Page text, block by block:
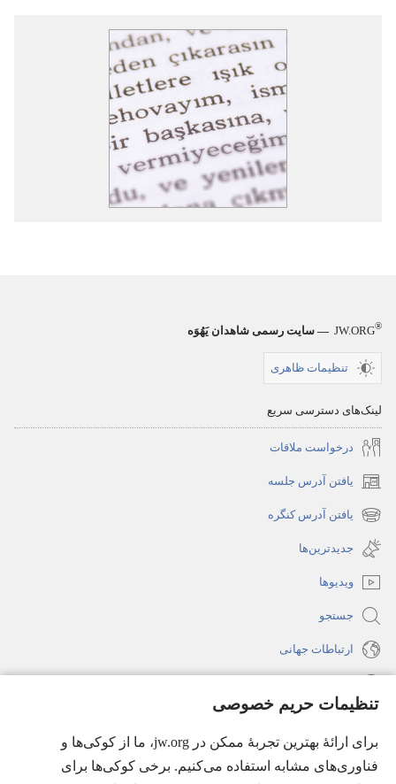
تنظیمات حریم خصوصی
برای ارائهٔ بهترین تجربهٔ ممکن در jw.org، ما از کوکی‌ها و
فناوری‌های مشابه استفاده می‌کنیم. برخی کوکی‌ها برای
JW.ORG® — سایت رسمی شاهدان یَهُوَه
تنظیمات ظاهری
لینک‌های دسترسی سریع
درخواست ملاقات
یافتن آدرس جلسه
(پنجره‌ای
جدید
می‌شود)
یافتن آدرس کنگره
(پنجره‌ای
جدید
باز
می‌شود)
جدیدترین‌ها
ویدیوها
جستجو
ارتباطات جهانی
(پنجره‌ای
جدید